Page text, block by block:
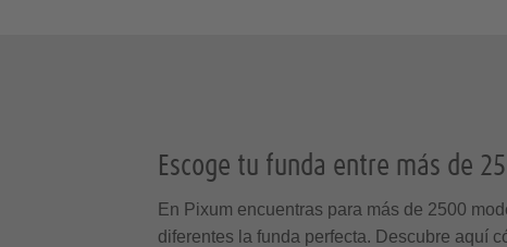
Escoge tu funda entre más de
En Pixum encuentras para más de 2500
diferentes la funda perfecta. Descubre aquí